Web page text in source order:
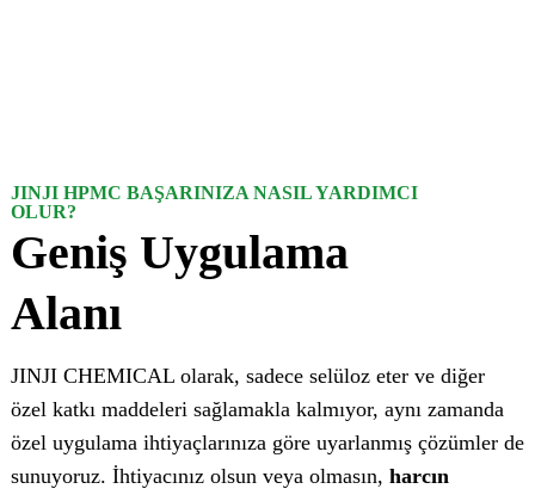
JINJI HPMC BAŞARINIZA NASIL YARDIMCI
OLUR?
Geniş Uygulama
Alanı
JINJI CHEMICAL olarak, sadece selüloz eter ve diğer
özel katkı maddeleri sağlamakla kalmıyor, aynı zamanda
özel uygulama ihtiyaçlarınıza göre uyarlanmış çözümler de
sunuyoruz. İhtiyacınız olsun veya olmasın, harcın